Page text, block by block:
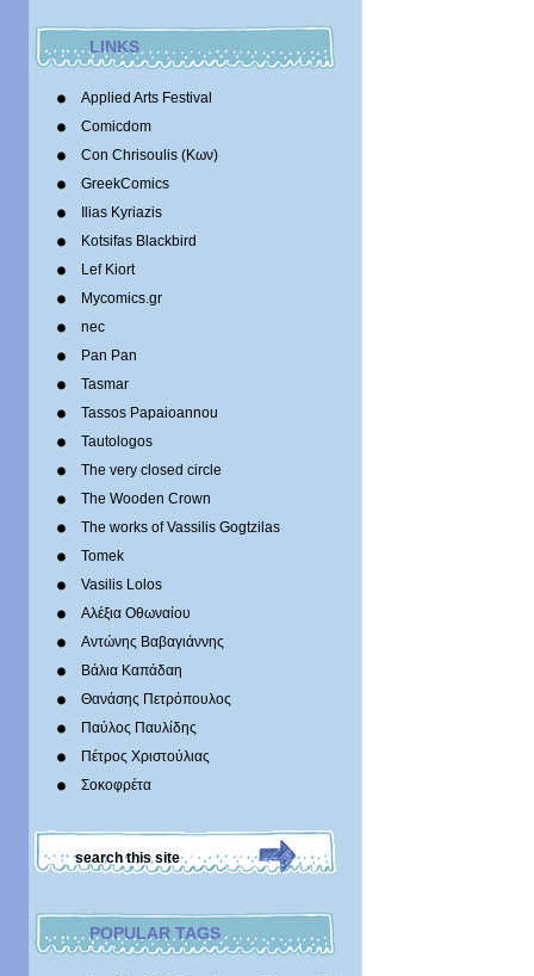
LINKS
Applied Arts Festival
Comicdom
Con Chrisoulis (Κων)
GreekComics
Ilias Kyriazis
Kotsifas Blackbird
Lef Kiort
Mycomics.gr
nec
Pan Pan
Tasmar
Tassos Papaioannou
Tautologos
The very closed circle
The Wooden Crown
The works of Vassilis Gogtzilas
Tomek
Vasilis Lolos
Αλέξια Οθωναίου
Αντώνης Βαβαγιάννης
Βάλια Καπάδαη
Θανάσης Πετρόπουλος
Παύλος Παυλίδης
Πέτρος Χριστούλιας
Σοκοφρέτα
POPULAR TAGS